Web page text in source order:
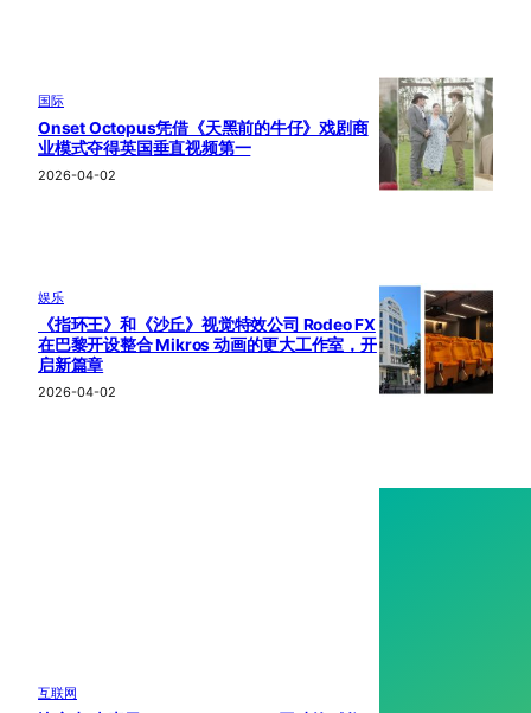
国际
Onset Octopus凭借《天黑前的牛仔》戏剧商
业模式夺得英国垂直视频第一
2026-04-02
娱乐
《指环王》和《沙丘》视觉特效公司 Rodeo FX
在巴黎开设整合 Mikros 动画的更大工作室，开
启新篇章
2026-04-02
互联网